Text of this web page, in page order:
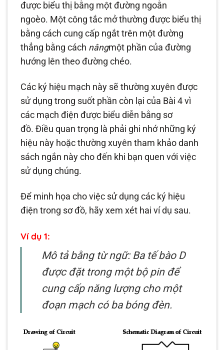
được biểu thị bằng một đường ngoằn
ngoèo. Một công tắc mở thường được biểu thị
bằng cách cung cấp ngắt trên một đường
thẳng bằng cách nângmột phần của đường
hướng lên theo đường chéo.
Các ký hiệu mạch này sẽ thường xuyên được
sử dụng trong suốt phần còn lại của Bài 4 vì
các mạch điện được biểu diễn bằng sơ
đồ. Điều quan trọng là phải ghi nhớ những ký
hiệu này hoặc thường xuyên tham khảo danh
sách ngắn này cho đến khi bạn quen với việc
sử dụng chúng.
Để minh họa cho việc sử dụng các ký hiệu
điện trong sơ đồ, hãy xem xét hai ví dụ sau.
Ví dụ 1:
Mô tả bằng từ ngữ: Ba tế bào D
được đặt trong một bộ pin để
cung cấp năng lượng cho một
đoạn mạch có ba bóng đèn.